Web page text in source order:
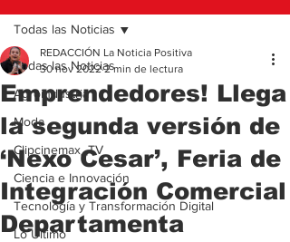
Todas las Noticias
Agroindustria
Moda
Clipcinemax_TV
Ciencia e Innovación
Tecnología y Transformación Digital
Lo Ultimo
Todas las Noticias
Emprendedores! Llega
la segunda versión de
‘Nexo Cesar’, Feria de
Integración Comercial
Departamenta
REDACCIÓN La Noticia Positiva
30 nov 2022 2 min de lectura